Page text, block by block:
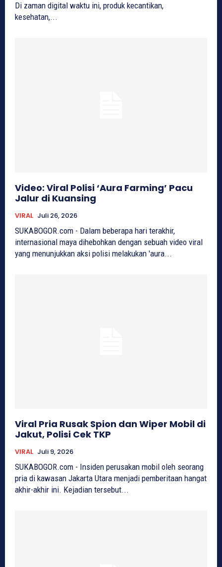
Di zaman digital waktu ini, produk kecantikan,
kesehatan,...
Video: Viral Polisi ‘Aura Farming’ Pacu
Jalur di Kuansing
VIRAL Juli 26, 2026
SUKABOGOR.com - Dalam beberapa hari terakhir,
internasional maya dihebohkan dengan sebuah video viral
yang menunjukkan aksi polisi melakukan 'aura...
Viral Pria Rusak Spion dan Wiper Mobil di
Jakut, Polisi Cek TKP
VIRAL Juli 9, 2026
SUKABOGOR.com - Insiden perusakan mobil oleh seorang
pria di kawasan Jakarta Utara menjadi pemberitaan hangat
akhir-akhir ini. Kejadian tersebut...